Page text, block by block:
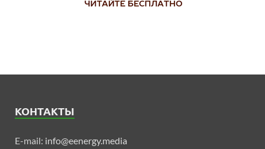
КОНТАКТЫ
E-mail: info@eenergy.media